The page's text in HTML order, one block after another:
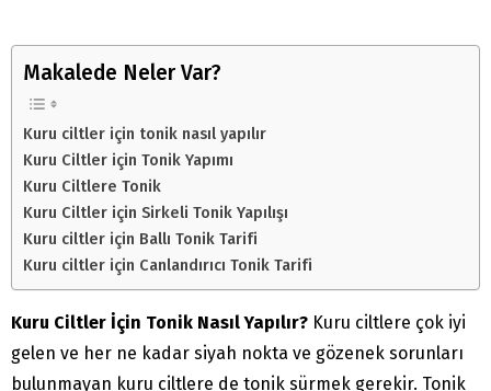
Makalede Neler Var?
Kuru ciltler için tonik nasıl yapılır
Kuru Ciltler için Tonik Yapımı
Kuru Ciltlere Tonik
Kuru Ciltler için Sirkeli Tonik Yapılışı
Kuru ciltler için Ballı Tonik Tarifi
Kuru ciltler için Canlandırıcı Tonik Tarifi
Kuru Ciltler İçin Tonik Nasıl Yapılır? Kuru ciltlere çok iyi
gelen ve her ne kadar siyah nokta ve gözenek sorunları
bulunmayan kuru ciltlere de tonik sürmek gerekir. Tonik